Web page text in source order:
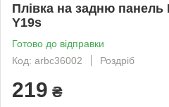
Плівка на задню
Y19s
Готово до відправки
Код: arbc36002
Роздріб
219 ₴